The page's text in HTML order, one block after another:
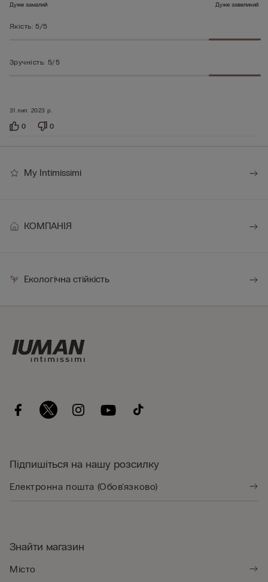
31 лип. 2023 р.
Дуже замалий Дуже завеликий
Якість: 5/5
Зручність: 5/5
0 0
My Intimissimi
КОМПАНІЯ
Екологічна стійкість
Підпишіться на нашу розсилку
Знайти магазин